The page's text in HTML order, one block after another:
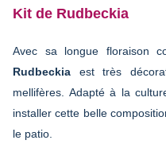
Kit de Rudbeckia
Avec sa longue floraison
Rudbeckia est très
mellifères. Adapté à la
installer cette belle
le patio.